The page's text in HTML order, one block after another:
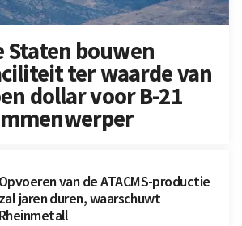
Staten bouwen
ter waarde van
dollar voor B-21
Opvoeren van de ATACMS-productie
zal jaren duren, waarschuwt
Rheinmetall